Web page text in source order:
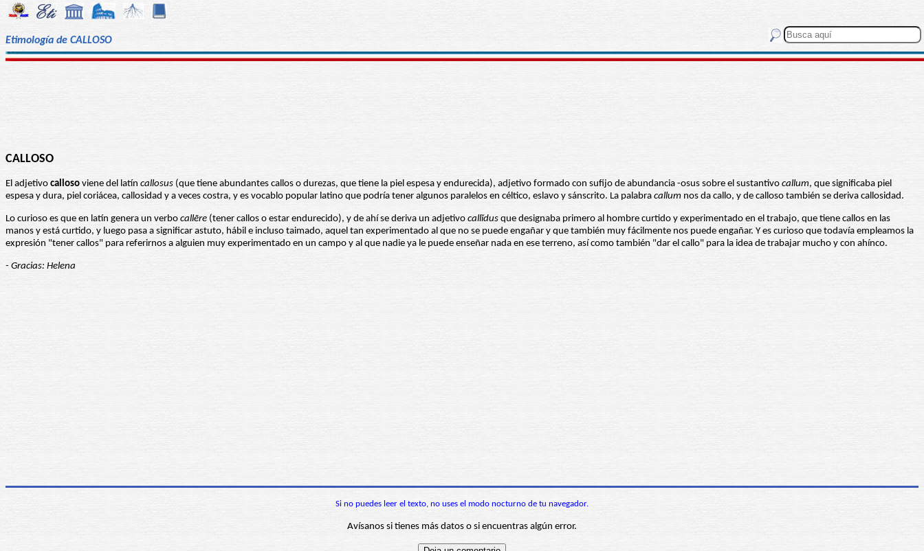
Etimología de CALLOSO
CALLOSO
El adjetivo calloso viene del latín callosus (que tiene abundantes callos o durezas, que tiene la piel espesa y endurecida), adjetivo formado con sufijo de abundancia -osus sobre el sustantivo callum, que significaba piel
espesa y dura, piel coriácea, callosidad y a veces costra, y es vocablo popular latino que podría tener algunos paralelos en céltico, eslavo y sánscrito. La palabra callum nos da callo, y de calloso también se deriva callosidad.
Lo curioso es que en latín genera un verbo callēre (tener callos o estar endurecido), y de ahí se deriva un adjetivo callĭdus que designaba primero al hombre curtido y experimentado en el trabajo, que tiene callos en las
manos y está curtido, y luego pasa a significar astuto, hábil e incluso taimado, aquel tan experimentado al que no se puede engañar y que también muy fácilmente nos puede engañar. Y es curioso que todavía empleamos la
expresión "tener callos" para referirnos a alguien muy experimentado en un campo y al que nadie ya le puede enseñar nada en ese terreno, así como también "dar el callo" para la idea de trabajar mucho y con ahínco.
- Gracias: Helena
Si no puedes leer el texto, no uses el modo nocturno de tu navegador.
Avísanos si tienes más datos o si encuentras algún error.